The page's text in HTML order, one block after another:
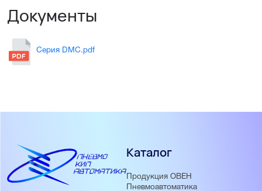
Документы
Серия DMC.pdf
Каталог
Продукция ОВЕН
Пневмоавтоматика